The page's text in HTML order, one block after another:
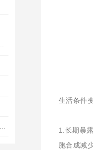
生活条件
1.长期暴
胞合成减